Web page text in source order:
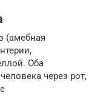
(амебная
Оба
через рот,